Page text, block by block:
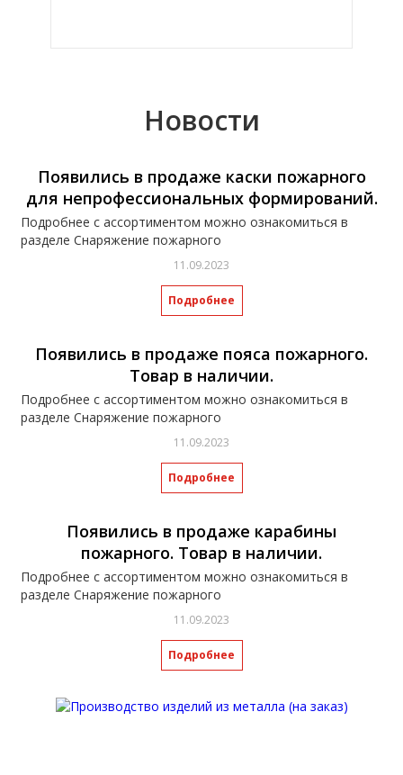
Новости
Появились в продаже каски пожарного
для непрофессиональных формирований.
Подробнее с ассортиментом можно ознакомиться в
разделе Снаряжение пожарного
11.09.2023
Подробнее
Появились в продаже пояса пожарного.
Товар в наличии.
Подробнее с ассортиментом можно ознакомиться в
разделе Снаряжение пожарного
11.09.2023
Подробнее
Появились в продаже карабины
пожарного. Товар в наличии.
Подробнее с ассортиментом можно ознакомиться в
разделе Снаряжение пожарного
11.09.2023
Подробнее